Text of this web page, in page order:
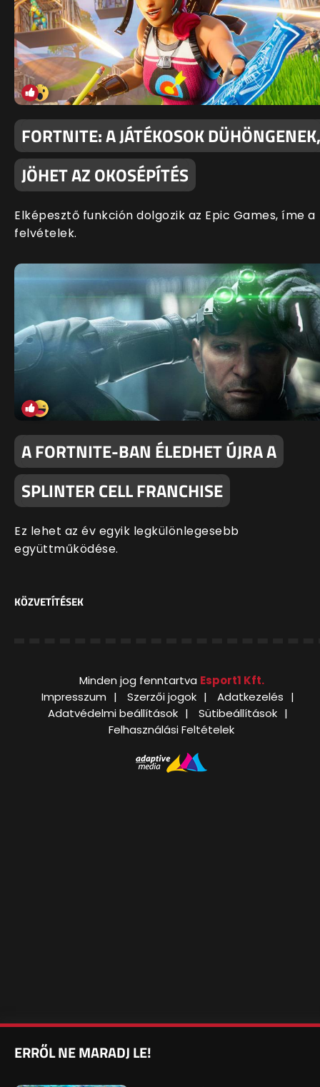
FORTNITE: A JÁTÉKOSOK DÜHÖNGENEK,
JÖHET AZ OKOSÉPÍTÉS
Elképesztő funkción dolgozik az Epic Games, íme a
felvételek.
A FORTNITE-BAN ÉLEDHET ÚJRA A
SPLINTER CELL FRANCHISE
Ez lehet az év egyik legkülönlegesebb
együttműködése.
KÖZVETÍTÉSEK
Minden jog fenntartva Esport1 Kft.
Impresszum
Szerzői jogok
Adatkezelés
Adatvédelmi beállítások
Sütibeállítások
Felhasználási Feltételek
ERRŐL NE MARADJ LE!